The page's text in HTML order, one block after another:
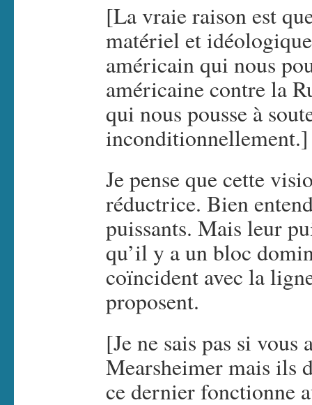
[La vraie raison est
matériel et
américain qui nous
américaine contre la
qui nous pousse à
inconditionnellement.]
Je pense que cette
réductrice. Bien
puissants. Mais leur
qu’il y a un bloc
coïncident avec la
proposent.
[Je ne sais pas si
Mearsheimer mais ils
ce dernier fonctionne